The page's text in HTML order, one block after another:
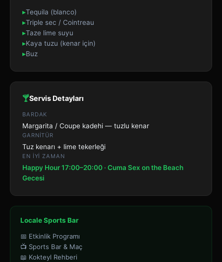
▸Tequila (blanco)
▸Triple sec / Cointreau
▸Taze lime suyu
▸Kaya tuzu (kenar için)
▸Buz
🍸Servis Detayları
BARDAK
Margarita / Coupe kadehi — tuzlu kenar
GARNITÜR
Tuz kenarı + lime tekerleği
EN IYI ZAMAN
Happy Hour 17:00–20:00 · Cuma Sex on the Beach
Gecesi
Locale Sports Bar
📅 Etkinlik Programı
📺 Sports Bar & Maç
📖 Kokteyl Rehberi